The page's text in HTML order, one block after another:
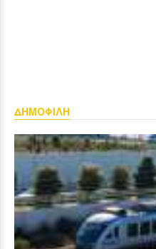
ΔΗΜΟΦΙΛΗ